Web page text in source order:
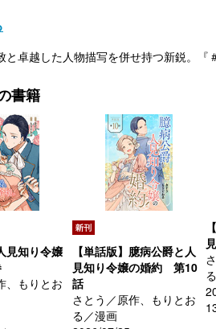
と卓越した人物描写を併せ持つ新鋭。『
書籍
見知り令嬢
、もりとお
【単話版】臆病公爵と人
見知り令嬢の婚約 第10
話
さとう／原作、もりとお
る／漫画